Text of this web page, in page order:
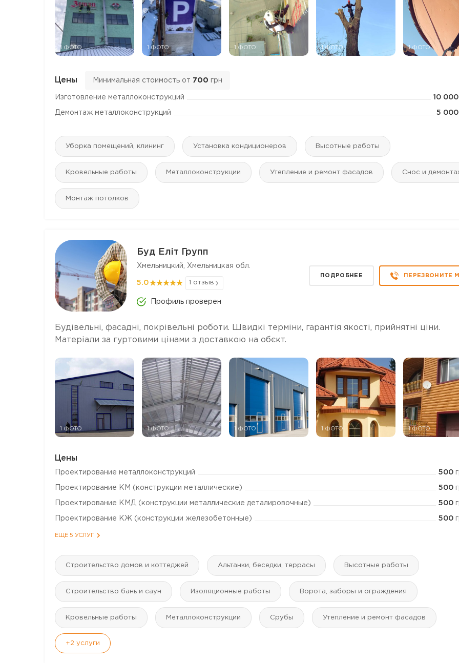
1 ФОТО 1 ФОТО 1 ФОТО 1 ФОТО 1 ФОТО
Цены Минимальная стоимость от 700 грн
Изготовление металлоконструкций 10 000
Демонтаж металлоконструкций 5 000
Уборка помещений, клининг Установка кондиционеров Высотные работы
Кровельные работы Mеталлоконструкции Утепление и ремонт фасадов Снос и
Монтаж потолков
Буд Еліт Групп
Хмельницкий, Хмельницкая обл.
5.0 1 отзыв
Профиль проверен
ПОДРОБНЕЕ ПЕРЕЗВОНИТЕ
Будівельні, фасадні, покрівельні роботи. Швидкі терміни, гарантія якості, прийнятні ціни.
Матеріали за гуртовими цінами з доставкою на обєкт.
1 ФОТО 1 ФОТО 1 ФОТО 1 ФОТО 1 ФОТО
Цены
Проектирование металлоконструкций 500
Проектирование КМ (конструкции металлические) 500
Проектирование КМД (конструкции металлические деталировочные) 500
Проектирование КЖ (конструкции железобетонные) 500
ЕЩЕ 5 УСЛУГ
Строительство домов и коттеджей Альтанки, беседки, террасы Высотные работы
Строительство бань и саун Изоляционные работы Ворота, заборы и ограждения
Кровельные работы Mеталлоконструкции Срубы Утепление и ремонт фасадов
+2 услуги